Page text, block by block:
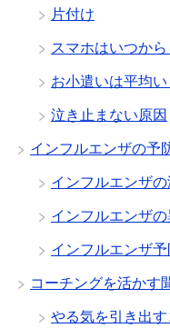
片付け
スマホはいつから
お小遣いは平均い
泣き止まない原因
インフルエンザの予
インフルエンザの
インフルエンザの
インフルエンザ
コーチングを活かす
やる気を引き出